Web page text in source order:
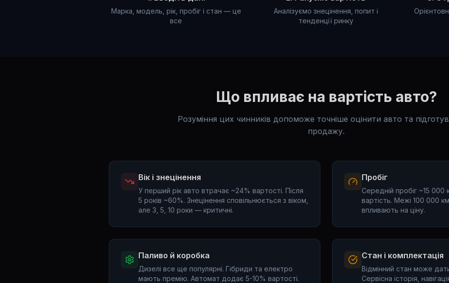
Марка, модель, рік, пробіг і стан — це
все
Аналізуємо знецінення, попит і
тенденції ринку
Що впливає на вартість авто?
Розуміння цих чинників допоможе точніше оцінити авто та
продажу.
Вік і знецінення
У перший рік авто втрачає ~24% вартості. Після
5 років ~60%. Знецінення сповільнюється з віком,
але 3, 5, 10 роки — критичні.
Пробіг
Середній пробіг ~15
вартість. Межі 100 000
впливають на ціну.
Паливо й коробка
Дизелі все ще популярні. Гібриди та електро
мають премію. Автомат додає 5-10% вартості.
Стан і комплектація
Відмінний стан може
Сервісна історія,